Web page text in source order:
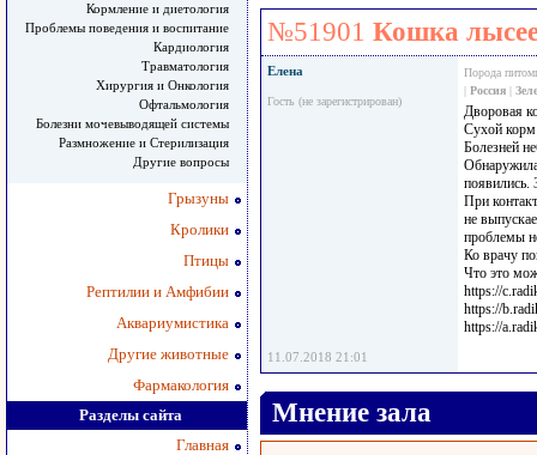
Кормление и диетология
Проблемы поведения и воспитание
Кардиология
Травматология
Хирургия и Онкология
Офтальмология
Болезни мочевыводящей системы
Размножение и Стерилизация
Другие вопросы
Грызуны
Кролики
Птицы
Рептилии и Амфибии
Аквариумистика
Другие животные
Фармакология
Разделы сайта
Главная
№51901 Кошка
Елена
Гость (не зарегистрирован)
Порода
| Россия |
Дворовая
Сухой корм
Болезней
появились.
При
не
проблемы
Ко врачу
Что это
https://
https://
https://
11.07.2018 21:01
Мнение зала